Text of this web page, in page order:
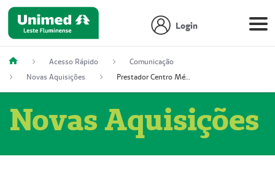
Login
Acesso Rápido
Comunicação
Novas Aquisições
Prestador Centro Médico Vitória Ltda, 51004350-4: Centro Médico Vitória Ltda (Nome Fantasia: Policlínica Master)
Novas Aquisições